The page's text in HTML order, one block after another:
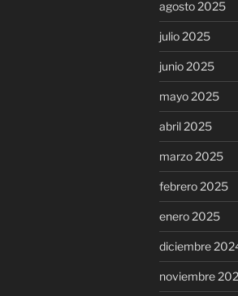
agosto 2025
julio 2025
junio 2025
mayo 2025
abril 2025
marzo 2025
febrero 2025
enero 2025
diciembre
noviembre